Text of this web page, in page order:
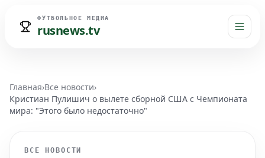
ФУТБОЛЬНОЕ МЕДИА
rusnews.tv
Главная›Все новости›
Кристиан Пулишич о вылете сборной США с Чемпионата
мира: "Этого было недостаточно"
ВСЕ НОВОСТИ